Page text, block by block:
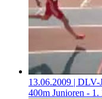
13.06.2009 | DLV-
400m Junioren -